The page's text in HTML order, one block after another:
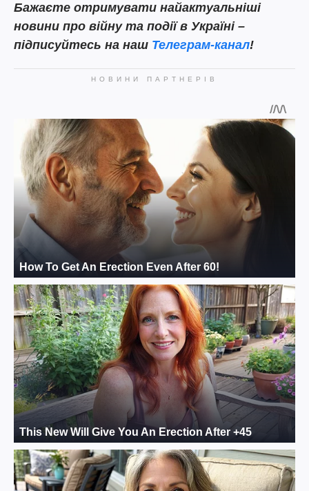
Бажаєте отримувати найактуальніші
новини про війну та події в Україні –
підписуйтесь на наш Телеграм-канал!